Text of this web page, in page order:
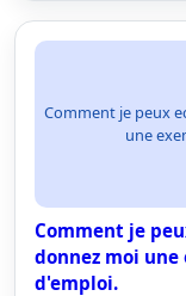
Comment je peux
une
Comment je
donnez moi
d'emploi.